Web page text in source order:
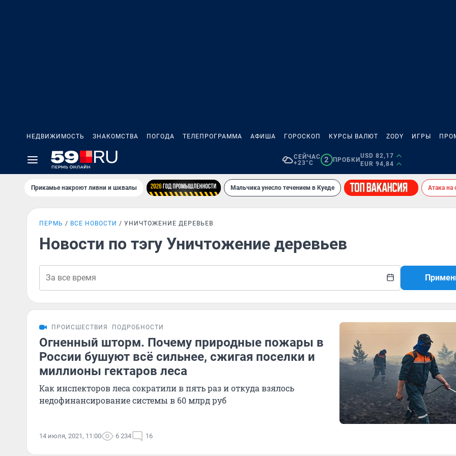
НЕДВИЖИМОСТЬ ЗНАКОМСТВА ПОГОДА ТЕЛЕПРОГРАММА АФИША ГОРОСКОП КУРСЫ ВАЛЮТ ZODY ИГРЫ
СЕЙЧАС
+23°C
2 ПРОБКИ
USD 82,17
EUR 94,84
Прикамье накроют ливни и шквалы Мальчика унесло течением в Куеде Атака на
ПЕРМЬ ВСЕ НОВОСТИ УНИЧТОЖЕНИЕ ДЕРЕВЬЕВ
Новости по тэгу Уничтожение деревьев
ПРОИСШЕСТВИЯ ПОДРОБНОСТИ
Огненный шторм. Почему природные пожары в
России бушуют всё сильнее, сжигая поселки и
миллионы гектаров леса
Как инспекторов леса сократили в пять раз и откуда взялось
недофинансирование системы в 60 млрд руб
14 июля, 2021, 11:00 6 234 16